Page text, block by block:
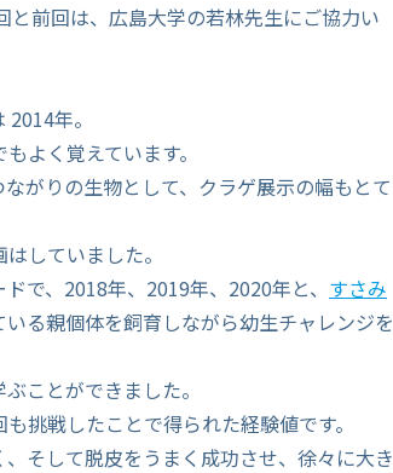
と前回は、広島大学の若林先生にご協力い
年。
よく覚えています。
がりの生物として、クラゲ展示の幅もとて
していました。
で、2018年、2019年、2020年と、 すさみ
る親個体を飼育しながら幼生チャレンジを
ことができました。
挑戦したことで得られた経験値です。
そして脱皮をうまく成功させ、徐々に大き